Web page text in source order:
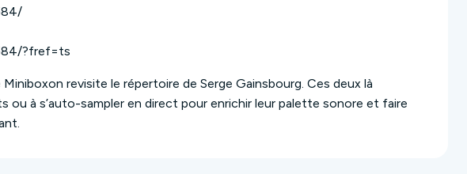
?fref=ts
revisite le répertoire de Serge Gainsbourg. Ces deux là
ou à s’auto-sampler en direct pour enrichir leur palette sonore et faire